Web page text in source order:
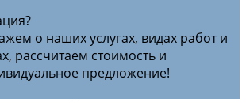
о наших услугах, видах работ и
рассчитаем стоимость и
предложение!